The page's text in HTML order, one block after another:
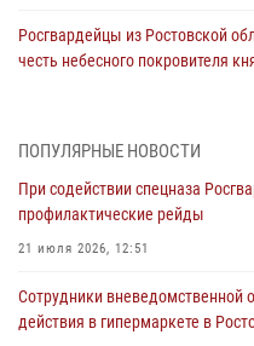
Росгвардейцы из Ростовской
честь небесного покровителя
При содействии спецназа
21 июля 2026, 12:51
В Ростовской области экипаж
17 июля 2026, 07:24
ПОПУЛЯРНЫЕ НОВОСТИ
При содействии спецназа
профилактические рейды
21 июля 2026, 12:51
Сотрудники вневедомственной
действия в гипермаркете в